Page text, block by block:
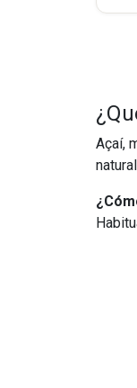
Açaí,